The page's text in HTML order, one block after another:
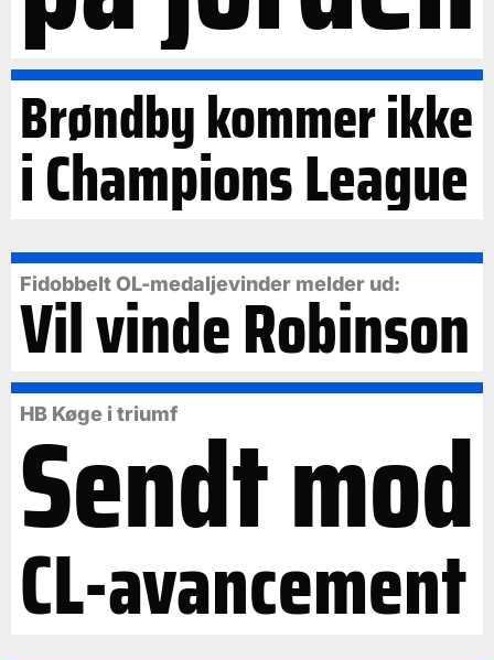
Brøndby kommer ikke
i Champions League
Fidobbelt OL-medaljevinder melder ud:
Vil vinde Robinson
HB Køge i triumf
Sendt mod
CL-avancement